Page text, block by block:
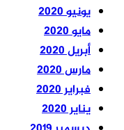
يونيو 2020
مايو 2020
أبريل 2020
مارس 2020
فبراير 2020
يناير 2020